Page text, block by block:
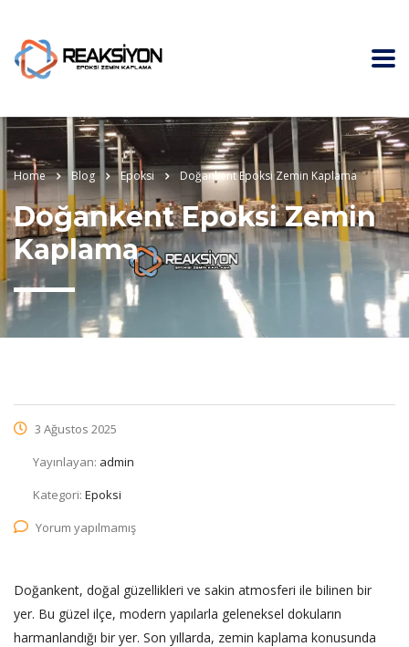
Home Blog Epoksi Doğankent Epoksi Zemin Kaplama
Doğankent Epoksi Zemin
Kaplama
3 Ağustos 2025
Yayınlayan: admin
Kategori: Epoksi
Yorum yapılmamış
Doğankent, doğal güzellikleri ve sakin atmosferi ile bilinen bir
yer. Bu güzel ilçe, modern yapılarla geleneksel dokuların
harmanlandığı bir yer. Son yıllarda, zemin kaplama konusunda